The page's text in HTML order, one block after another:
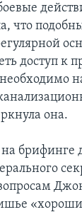
что
доступ к
она.
брифинге